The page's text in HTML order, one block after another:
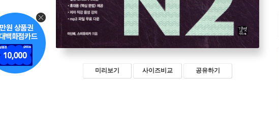
미리보기 사이즈비교 공유하기